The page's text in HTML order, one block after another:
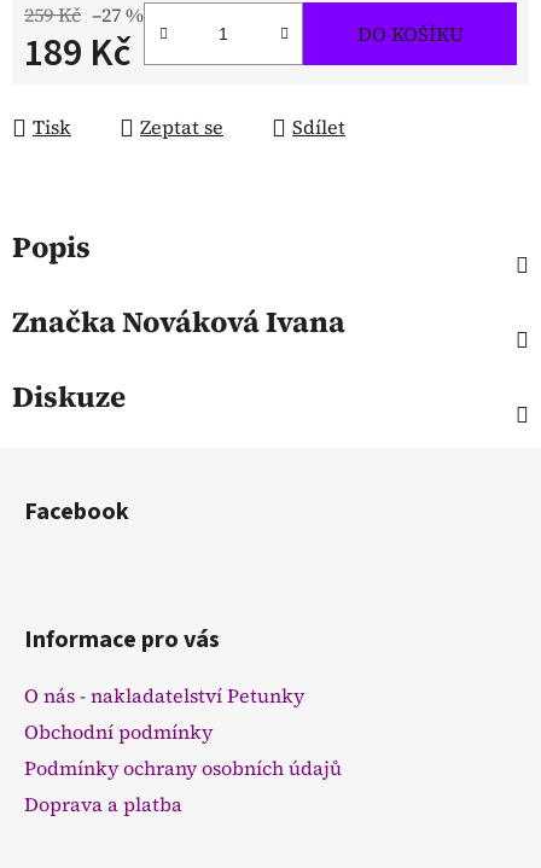
259 Kč –27 %
189 Kč DO KOŠÍKU
Tisk Zeptat se Sdílet
Popis
ZnačkaNováková Ivana
Diskuze
Facebook
Informace pro vás
O nás - nakladatelství Petunky
Obchodní podmínky
Podmínky ochrany osobních údajů
Doprava a platba